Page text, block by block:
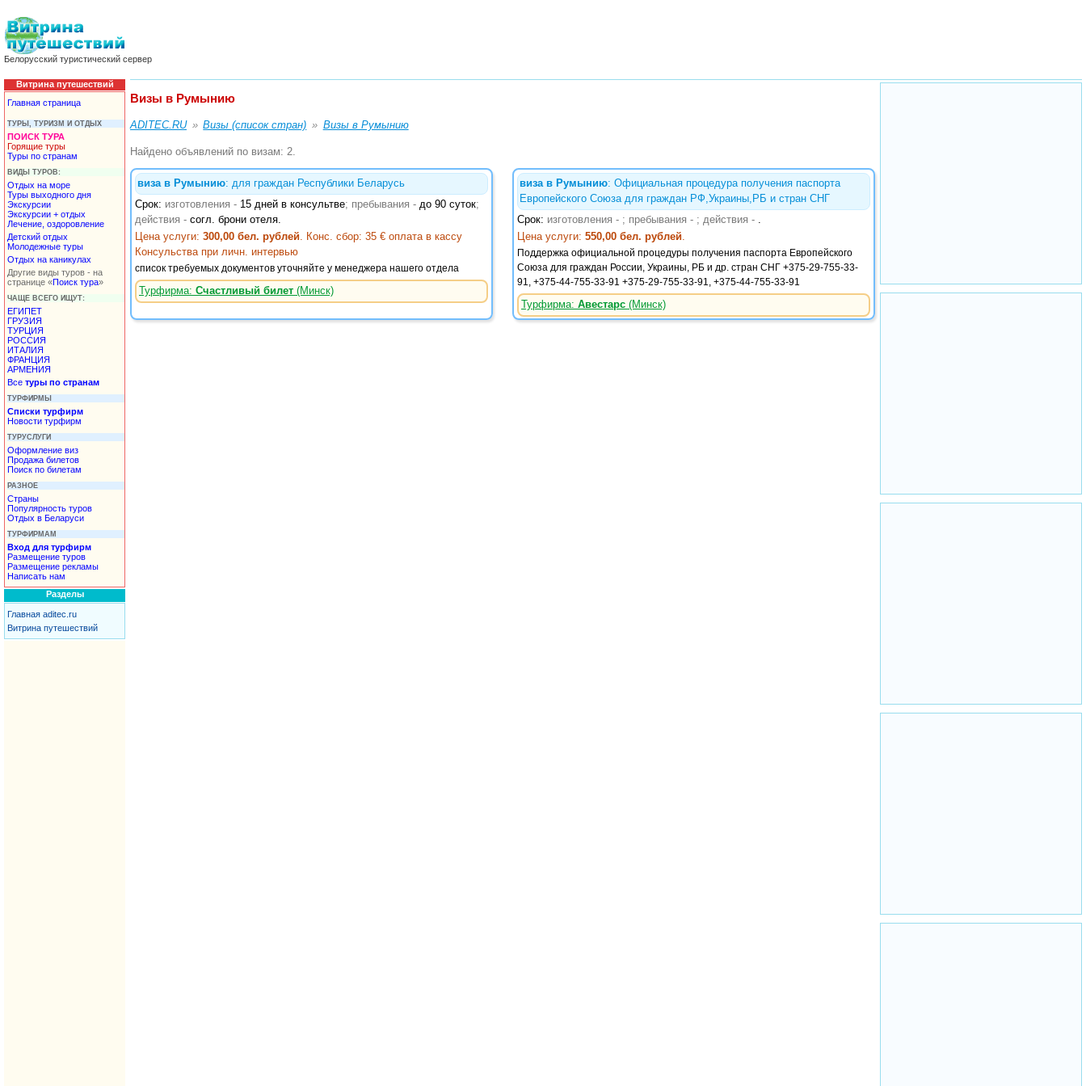
Белорусский туристический сервер
Витрина путешествий
Главная страница
ТУРЫ, ТУРИЗМ И ОТДЫХ
ПОИСК ТУРА
Горящие туры
Туры по странам
ВИДЫ ТУРОВ:
Отдых на море
Туры выходного дня
Экскурсии
Экскурсии + отдых
Лечение, оздоровление
Детский отдых
Молодежные туры
Отдых на каникулах
Другие виды туров - на
странице «Поиск тура»
ЧАЩЕ ВСЕГО ИЩУТ:
ЕГИПЕТ
ГРУЗИЯ
ТУРЦИЯ
РОССИЯ
ИТАЛИЯ
ФРАНЦИЯ
АРМЕНИЯ
Все туры по странам
ТУРФИРМЫ
Списки турфирм
Новости турфирм
ТУРУСЛУГИ
Оформление виз
Продажа билетов
Поиск по билетам
РАЗНОЕ
Страны
Популярность туров
Отдых в Беларуси
ТУРФИРМАМ
Вход для турфирм
Размещение туров
Размещение рекламы
Написать нам
Разделы
Главная aditec.ru
Витрина путешествий
Визы в Румынию
ADITEC.RU Визы (список стран) Визы в Румынию
Найдено объявлений по визам: 2.
виза в Румынию: для граждан Республики Беларусь
Срок: изготовления - 15 дней в консультве; пребывания - до 90 суток;
действия - согл. брони отеля.
Цена услуги: 300,00 бел. рублей . Конс. сбор: 35 € оплата в кассу
Консульства при личн. интервью
список требуемых документов уточняйте у менеджера нашего отдела
Турфирма: Счастливый билет (Минск)
виза в Румынию: Официальная процедура получения паспорта
Европейского Союза для граждан РФ,Украины,РБ и стран СНГ
Срок: изготовления - ; пребывания - ; действия -
Цена услуги: 550,00 бел. рублей
Поддержка официальной процедуры получения паспорта Европейского
Союза для граждан России, Украины, РБ и др. стран СНГ +375-29-755-33-
91, +375-44-755-33-91 +375-29-755-33-91, +375-44-755-33-91
Турфирма: Авестарс (Минск)